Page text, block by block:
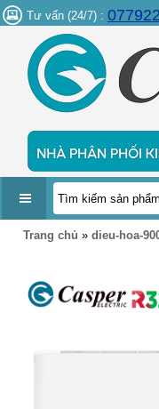
Tư vấn (24/7) :
DANH
PHẨM
Trang chủ » dieu-hoa-